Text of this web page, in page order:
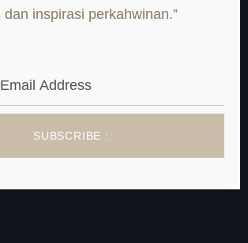
inspirasi perkahwinan.”
SUBSCRIBE :